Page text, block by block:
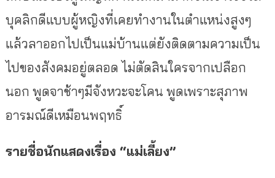
บุคลิกดีแบบผู้หญิงที่เคยทำงานในตำแหน่งสูงๆ
แล้วลาออกไปเป็นแม่บ้านแต่ยังติดตามความเป็น
ไปของสังคมอยู่ตลอด ไม่ตัดสินใครจากเปลือก
นอก พูดจาช้าๆมีจังหวะจะโคน พูดเพราะสุภาพ
อารมณ์ดีเหมือนพฤทธิ์
รายชื่อนักแสดงเรื่อง “แม่เลี้ยง”